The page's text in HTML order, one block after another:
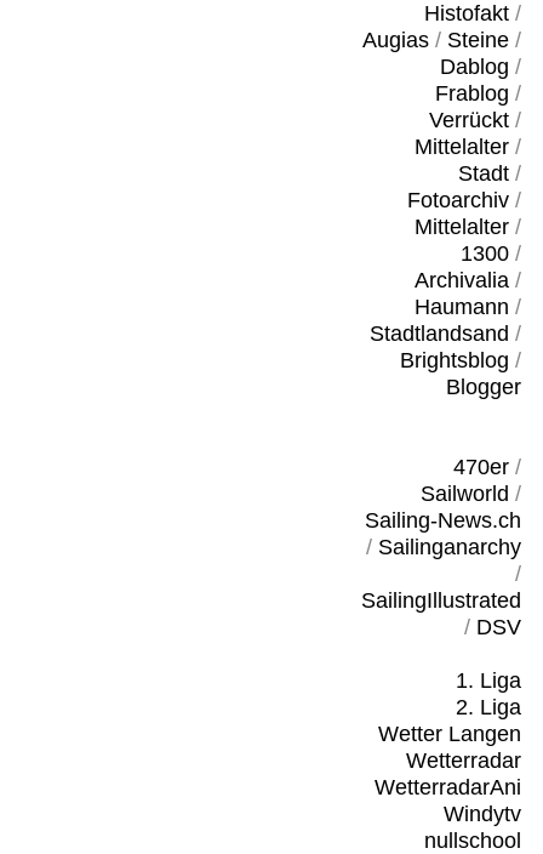
Histofakt/
Augias/ Steine/
Dablog /
Frablog /
Verrückt/
Mittelalter/
Stadt/
Fotoarchiv/
Mittelalter/
1300/
Archivalia/
Haumann /
Stadtlandsand /
Brightsblog /
Blogger
470er/
Sailworld /
Sailing-News.ch
/ Sailinganarchy
/
SailingIllustrated
/ DSV
1. Liga
2. Liga
Wetter Langen
Wetterradar
WetterradarAni
Windytv
nullschool